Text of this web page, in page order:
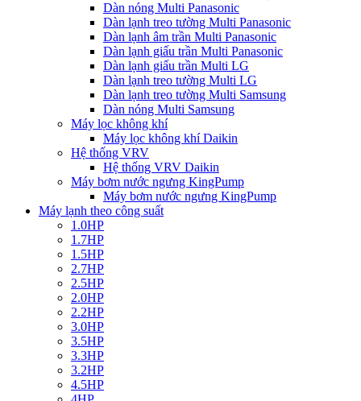
Dàn nóng Multi Panasonic
Dàn lạnh treo tường Multi Panasonic
Dàn lạnh âm trần Multi Panasonic
Dàn lạnh giấu trần Multi Panasonic
Dàn lạnh giấu trần Multi LG
Dàn lạnh treo tường Multi LG
Dàn lạnh treo tường Multi Samsung
Dàn nóng Multi Samsung
Máy lọc không khí
Máy lọc không khí Daikin
Hệ thống VRV
Hệ thống VRV Daikin
Máy bơm nước ngưng KingPump
Máy bơm nước ngưng KingPump
Máy lạnh theo công suất
1.0HP
1.7HP
1.5HP
2.7HP
2.5HP
2.0HP
2.2HP
3.0HP
3.5HP
3.3HP
3.2HP
4.5HP